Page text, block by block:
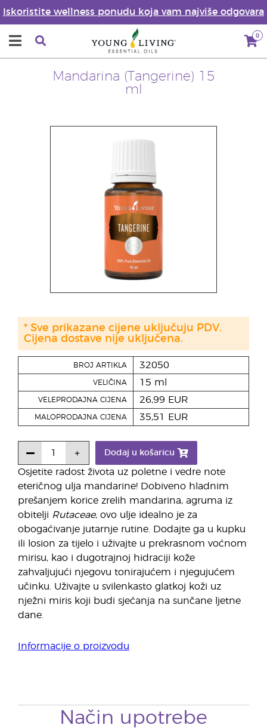
Iskoristite wellness ponudu koja vam najviše odgovara
0
Mandarina (Tangerine) 15
ml
Osjetite radost života uz poletne i vedre note
eteričnog ulja mandarine! Dobiveno hladnim
prešanjem korice zrelih mandarina, agruma iz
obitelji Rutaceae, ovo ulje idealno je za
obogaćivanje jutarnje rutine. Dodajte ga u kupku
ili losion za tijelo i uživajte u prekrasnom voćnom
mirisu, kao i dugotrajnoj hidraciji kože
zahvaljujući njegovu tonirajućem i njegujućem
učinku. Uživajte u svilenkasto glatkoj koži uz
nježni miris koji budi sjećanja na sunčane ljetne
dane.
Informacije o proizvodu
BROJ ARTIKLA 32050
VELIČINA 15 ml
VELEPRODAJNA CIJENA 26,99 EUR
MALOPRODAJNA CIJENA 35,51 EUR
Dodaj u košaricu
* Sve prikazane cijene uključuju PDV.
Cijena dostave nije uključena.
Način upotrebe